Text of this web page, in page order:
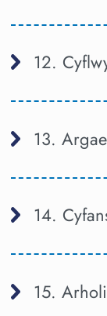
12.
13.
14.
15.